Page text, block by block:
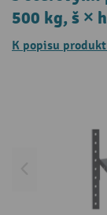
500 kg, š ×
K popisu